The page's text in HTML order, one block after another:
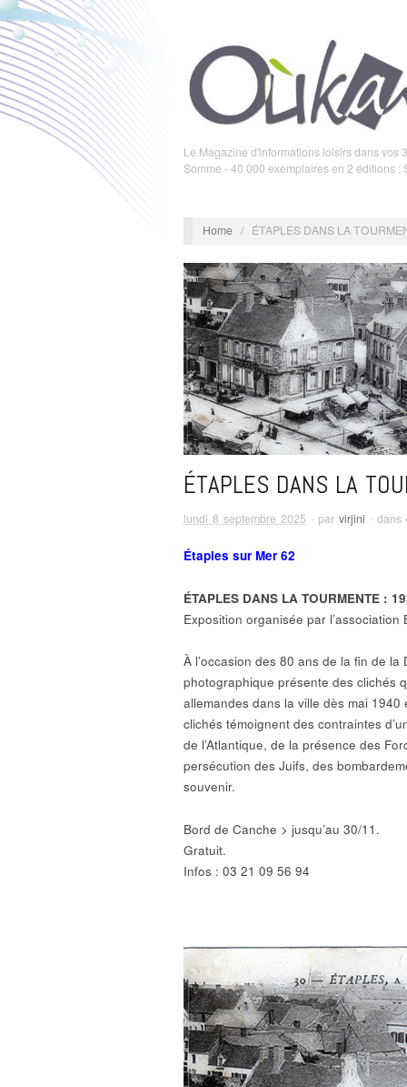
Le Magazine d'informations loisirs dans vos
Somme - 40 000 exemplaires en 2 éditions :
Home / ÉTAPLES DANS LA
ÉTAPLES DANS LA
lundi 8 septembre 2025 · par virjini · dans
Étaples sur Mer 62
ÉTAPLES DANS LA TOURMENTE :
Exposition organisée par l’association
À l’occasion des 80 ans de la fin de
photographique présente des clichés
allemandes dans la ville dès mai
clichés témoignent des contraintes
de l’Atlantique, de la présence des
persécution des Juifs, des
souvenir.
Bord de Canche > jusqu’au 30/11.
Gratuit.
Infos : 03 21 09 56 94